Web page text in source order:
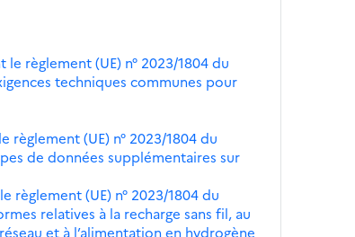
règlement (UE) n° 2023/1804 du
techniques communes pour
règlement (UE) n° 2023/1804 du
de données supplémentaires sur
règlement (UE) n° 2023/1804 du
relatives à la recharge sans fil, au
et à l’alimentation en hydrogène